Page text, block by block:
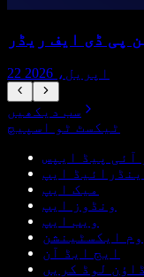
پی ڈی ایف ریڈر
22 اپریل، 2026
سب دیکھیں
ٹیکسٹ ٹو اسپیچ
آئی پیڈ ایپس
ایپ
میک ایپ
ونڈوز ایپ
ویب ایپ
ایکسٹینشن
ایج ایڈ آن
ڈاؤن لوڈ کریں